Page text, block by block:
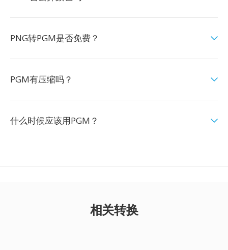
PNG转PGM是否免费？
PGM有压缩吗？
什么时候应该用PGM？
相关转换